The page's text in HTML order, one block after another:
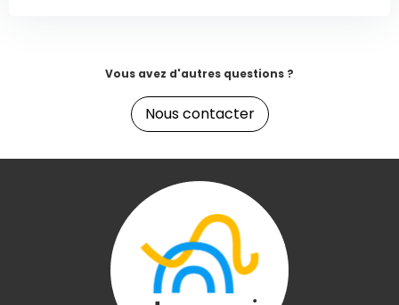
Vous avez d'autres questions ?
Nous contacter